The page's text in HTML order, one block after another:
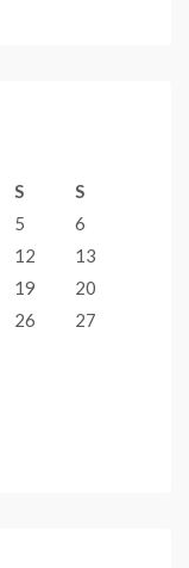
S
S
5
6
12
13
19
20
26
27